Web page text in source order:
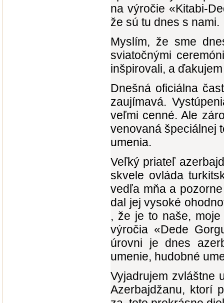
na výročie «Kitabi-
že sú tu dnes s nami.
Myslím, že sme
sviatočnými
inšpirovali, a
Dnešná oficiálna
zaujímavá.
veľmi cenné. Ale
venovaná špeciálnej
umenia.
Veľký priateľ
skvele ovláda
vedľa mňa a
dal jej vysoké
, že je to naše,
výročia «Dede
úrovni je dnes
umenie, hudobné
Vyjadrujem zvláštne
Azerbajdžanu, ktorí